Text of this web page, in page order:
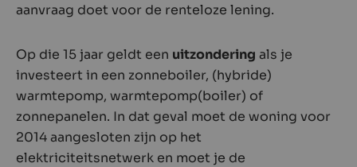
aanvraag doet voor de renteloze lening.
Op die 15 jaar geldt een uitzondering als je
investeert in een zonneboiler, (hybride)
warmtepomp, warmtepomp(boiler) of
zonnepanelen. In dat geval moet de woning voor
2014 aangesloten zijn op het
elektriciteits­netwerk en moet je de